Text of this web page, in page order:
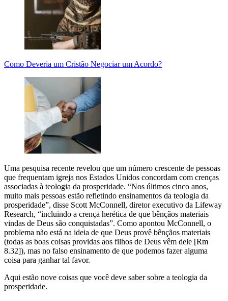
Como Deveria um Cristão Negociar um Acordo?
Uma pesquisa recente revelou que um número crescente de pessoas
que frequentam igreja nos Estados Unidos concordam com crenças
associadas à teologia da prosperidade. “Nos últimos cinco anos,
muito mais pessoas estão refletindo ensinamentos da teologia da
prosperidade”, disse Scott McConnell, diretor executivo da Lifeway
Research, “incluindo a crença herética de que bênçãos materiais
vindas de Deus são conquistadas”. Como apontou McConnell, o
problema não está na ideia de que Deus provê bênçãos materiais
(todas as boas coisas providas aos filhos de Deus vêm dele [Rm
8.32]), mas no falso ensinamento de que podemos fazer alguma
coisa para ganhar tal favor.
Aqui estão nove coisas que você deve saber sobre a teologia da
prosperidade.